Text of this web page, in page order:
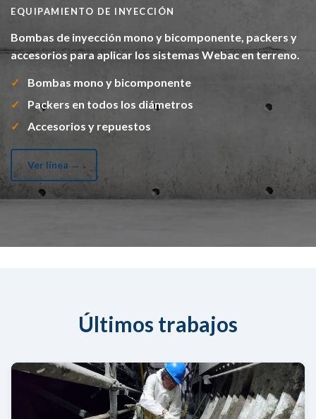
EQUIPAMIENTO DE INYECCIÓN
Bombas de inyección mono y bicomponente, packers y
accesorios para aplicar los sistemas Webac en terreno.
Bombas mono y bicomponente
Packers en todos los diámetros
Accesorios y repuestos
Ver línea →
Últimos trabajos